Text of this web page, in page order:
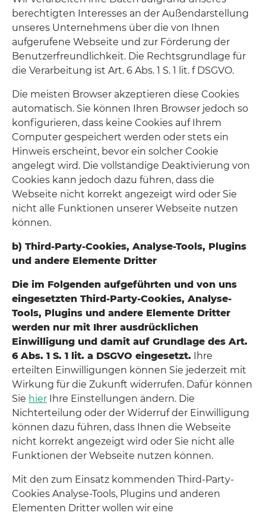
berechtigten Interesses an der Außendarstellung
unseres Unternehmens über die von Ihnen
aufgerufene Webseite und zur Förderung der
Benutzerfreundlichkeit. Die Rechtsgrundlage für
die Verarbeitung ist Art. 6 Abs. 1 S. 1 lit. f DSGVO.
Die meisten Browser akzeptieren diese Cookies
automatisch. Sie können Ihren Browser jedoch so
konfigurieren, dass keine Cookies auf Ihrem
Computer gespeichert werden oder stets ein
Hinweis erscheint, bevor ein solcher Cookie
angelegt wird. Die vollständige Deaktivierung von
Cookies kann jedoch dazu führen, dass die
Webseite nicht korrekt angezeigt wird oder Sie
nicht alle Funktionen unserer Webseite nutzen
können.
b) Third-Party-Cookies, Analyse-Tools, Plugins
und andere Elemente Dritter
Die im Folgenden aufgeführten und von uns
eingesetzten Third-Party-Cookies, Analyse-
Tools, Plugins und andere Elemente Dritter
werden nur mit Ihrer ausdrücklichen
Einwilligung und damit auf Grundlage des Art.
6 Abs. 1 S. 1 lit. a DSGVO eingesetzt. Ihre
erteilten Einwilligungen können Sie jederzeit mit
Wirkung für die Zukunft widerrufen. Dafür können
Sie hier Ihre Einstellungen ändern. Die
Nichterteilung oder der Widerruf der Einwilligung
können dazu führen, dass Ihnen die Webseite
nicht korrekt angezeigt wird oder Sie nicht alle
Funktionen der Webseite nutzen können.
Mit den zum Einsatz kommenden Third-Party-
Cookies Analyse-Tools, Plugins und anderen
Elementen Dritter wollen wir eine